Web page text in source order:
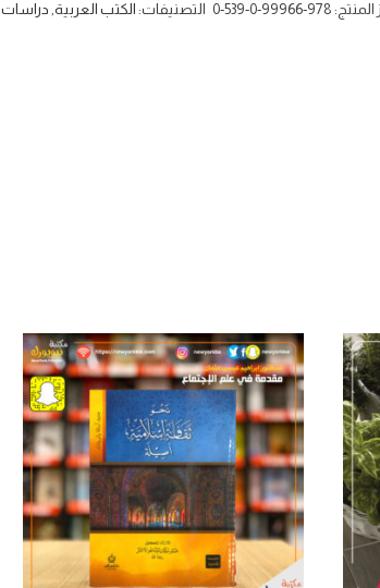
المنتج: 978-99966-0-539-0 التصنيفات: الكتب العربية, دراسات